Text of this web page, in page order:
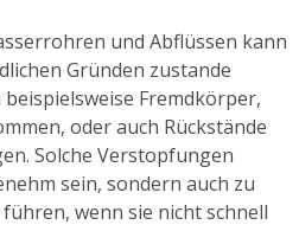
und Abflüssen kann
Gründen zustande
Fremdkörper,
oder auch Rückstände
Solche Verstopfungen
sein, sondern auch zu
wenn sie nicht schnell